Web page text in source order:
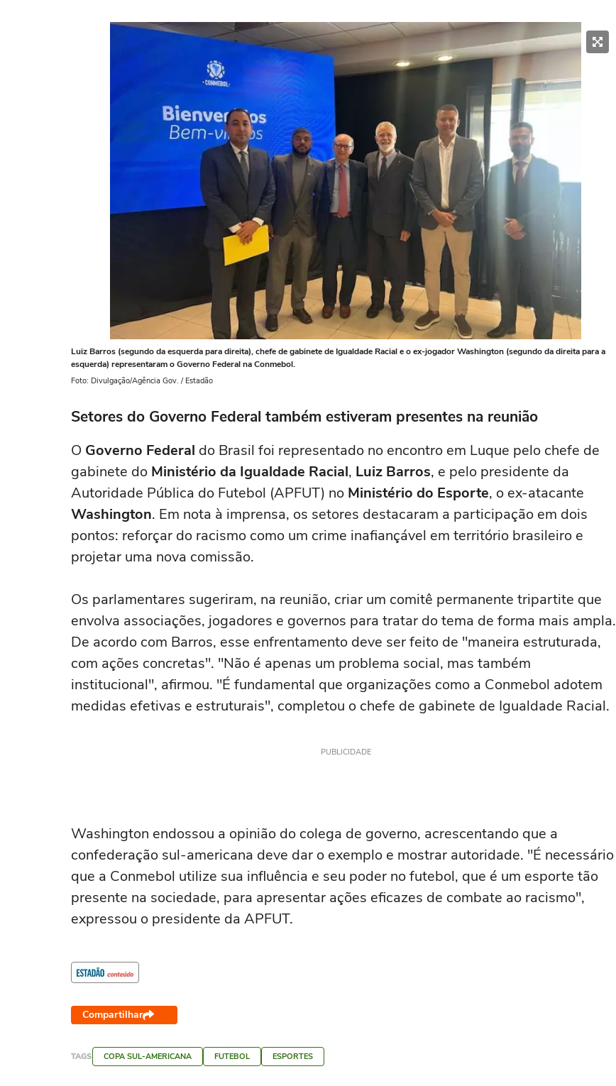
Luiz Barros (segundo da esquerda para direita), chefe de gabinete de Igualdade Racial e o ex-jogador Washington (segundo da direita para a
esquerda) representaram o Governo Federal na Conmebol.
Foto: Divulgação/Agência Gov. / Estadão
Setores do Governo Federal também estiveram presentes na reunião
O Governo Federal do Brasil foi representado no encontro em Luque pelo chefe de
gabinete do Ministério da Igualdade Racial, Luiz Barros, e pelo presidente da
Autoridade Pública do Futebol (APFUT) no Ministério do Esporte, o ex-atacante
Washington. Em nota à imprensa, os setores destacaram a participação em dois
pontos: reforçar do racismo como um crime inafiançável em território brasileiro e
projetar uma nova comissão.
Os parlamentares sugeriram, na reunião, criar um comitê permanente tripartite que
envolva associações, jogadores e governos para tratar do tema de forma mais ampla.
De acordo com Barros, esse enfrentamento deve ser feito de "maneira estruturada,
com ações concretas". "Não é apenas um problema social, mas também
institucional", afirmou. "É fundamental que organizações como a Conmebol adotem
medidas efetivas e estruturais", completou o chefe de gabinete de Igualdade Racial.
PUBLICIDADE
Washington endossou a opinião do colega de governo, acrescentando que a
confederação sul-americana deve dar o exemplo e mostrar autoridade. "É necessário
que a Conmebol utilize sua influência e seu poder no futebol, que é um esporte tão
presente na sociedade, para apresentar ações eficazes de combate ao racismo",
expressou o presidente da APFUT.
Compartilhar
TAGS COPA SUL-AMERICANA FUTEBOL ESPORTES